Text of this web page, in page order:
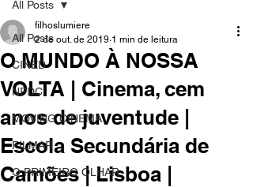
All Posts
CINED
NPDC
MOVING CINEMA
FILMAR
O PRIMEIRO OLHAR
All Posts
O MUNDO À NOSSA
VOLTA | Cinema, cem
anos de juventude |
Escola Secundária de
Camões | Lisboa |
filhoslumiere
2 de out. de 2019 1 min de leitura